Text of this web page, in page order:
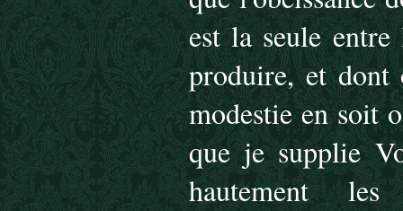
est la seule
produire, et dont
modestie en soit
que je supplie
hautement